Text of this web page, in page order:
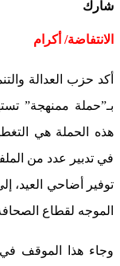
شارك
الانتفاضة/ أكرام
أكد حزب العدالة
بـ”حملة ممنهجة”
هذه الحملة هي
في تدبير عدد من
توفير أضاحي العيد،
الموجه لقطاع
وجاء هذا الموقف